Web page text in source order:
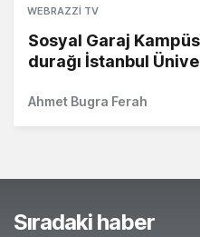
WEBRAZZI TV
Sosyal Garaj
durağı İstanbul
Ahmet Bugra Ferah
Sıradaki haber